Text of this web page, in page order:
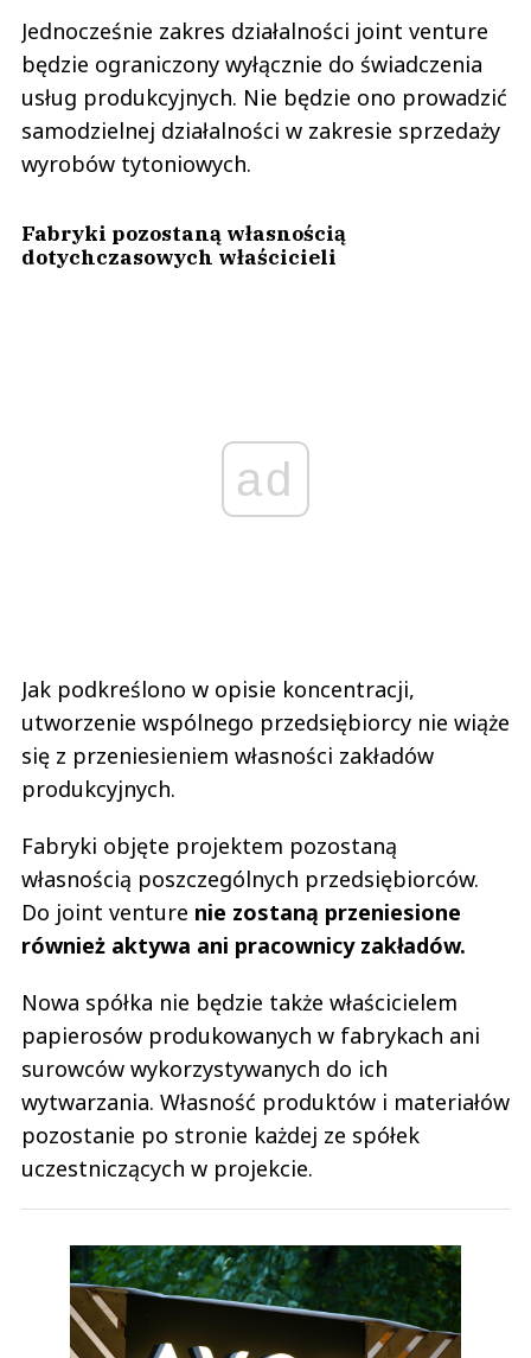
Jednocześnie zakres działalności joint venture
będzie ograniczony wyłącznie do świadczenia
usług produkcyjnych. Nie będzie ono prowadzić
samodzielnej działalności w zakresie sprzedaży
wyrobów tytoniowych.
Fabryki pozostaną własnością
dotychczasowych właścicieli
ad
Jak podkreślono w opisie koncentracji,
utworzenie wspólnego przedsiębiorcy nie wiąże
się z przeniesieniem własności zakładów
produkcyjnych.
Fabryki objęte projektem pozostaną
własnością poszczególnych przedsiębiorców.
Do joint venture nie zostaną przeniesione
również aktywa ani pracownicy zakładów.
Nowa spółka nie będzie także właścicielem
papierosów produkowanych w fabrykach ani
surowców wykorzystywanych do ich
wytwarzania. Własność produktów i materiałów
pozostanie po stronie każdej ze spółek
uczestniczących w projekcie.